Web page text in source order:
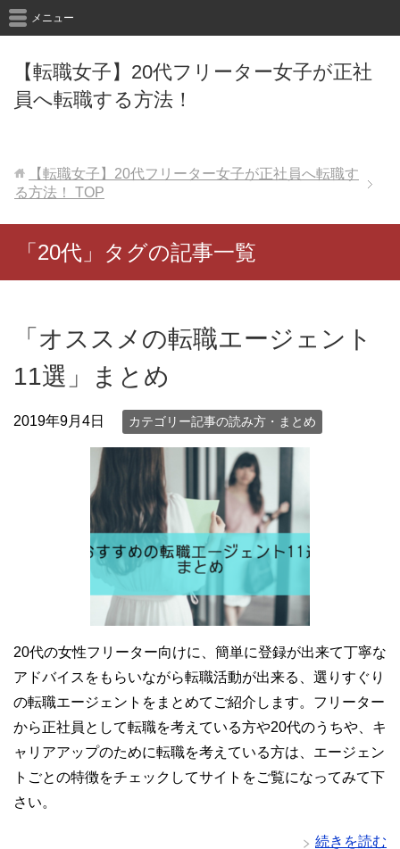
【転職女子】20代フリーター女子が正社
員へ転職する方法！
メニュー
【転職女子】20代フリーター女子が正社員へ転職す
る方法！
TOP
「20代」タグの記事一覧
「オススメの転職エージェント
11選」まとめ
2019年9月4日 カテゴリー記事の読み方・まとめ
20代の女性フリーター向けに、簡単に登録が出来て丁寧な
アドバイスをもらいながら転職活動が出来る、選りすぐり
の転職エージェントをまとめてご紹介します。フリーター
から正社員として転職を考えている方や20代のうちや、キ
ャリアアップのために転職を考えている方は、エージェン
トごとの特徴をチェックしてサイトをご覧になってみて下
さい。
続きを読む